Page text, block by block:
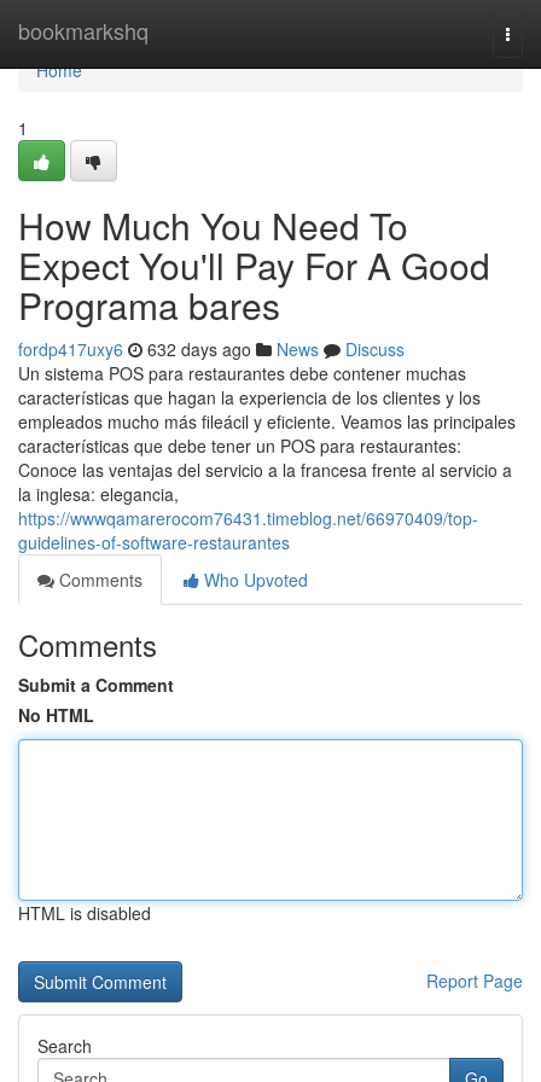
bookmarkshq
Home
Home
1
How Much You Need To
Expect You'll Pay For A Good
Programa bares
fordp417uxy6 632 days ago News
Discuss
Un sistema POS para restaurantes debe contener muchas
características que hagan la experiencia de los clientes y los
empleados mucho más fileácil y eficiente. Veamos las principales
características que debe tener un POS para restaurantes:
Conoce las ventajas del servicio a la francesa frente al servicio a
la inglesa: elegancia,
https://wwwqamarerocom76431.timeblog.net/66970409/top-
guidelines-of-software-restaurantes
Comments
Who Upvoted
Comments
Submit a Comment
No HTML
HTML is disabled
Report Page
Search